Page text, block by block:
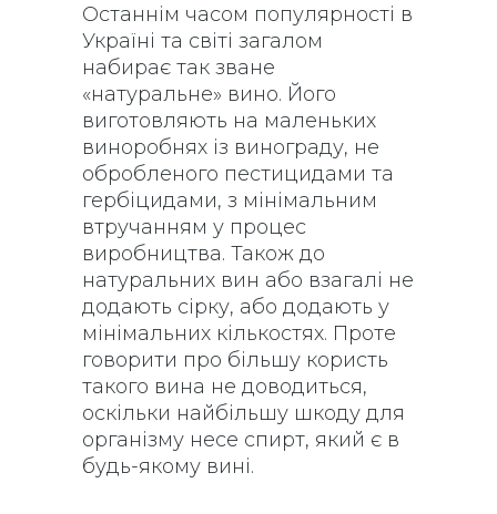
Останнім часом популярності в
Україні та світі загалом
набирає так зване
«натуральне» вино. Його
виготовляють на маленьких
виноробнях із винограду, не
обробленого пестицидами та
гербіцидами, з мінімальним
втручанням у процес
виробництва. Також до
натуральних вин або взагалі не
додають сірку, або додають у
мінімальних кількостях. Проте
говорити про більшу користь
такого вина не доводиться,
оскільки найбільшу шкоду для
організму несе спирт, який є в
будь-якому вині.